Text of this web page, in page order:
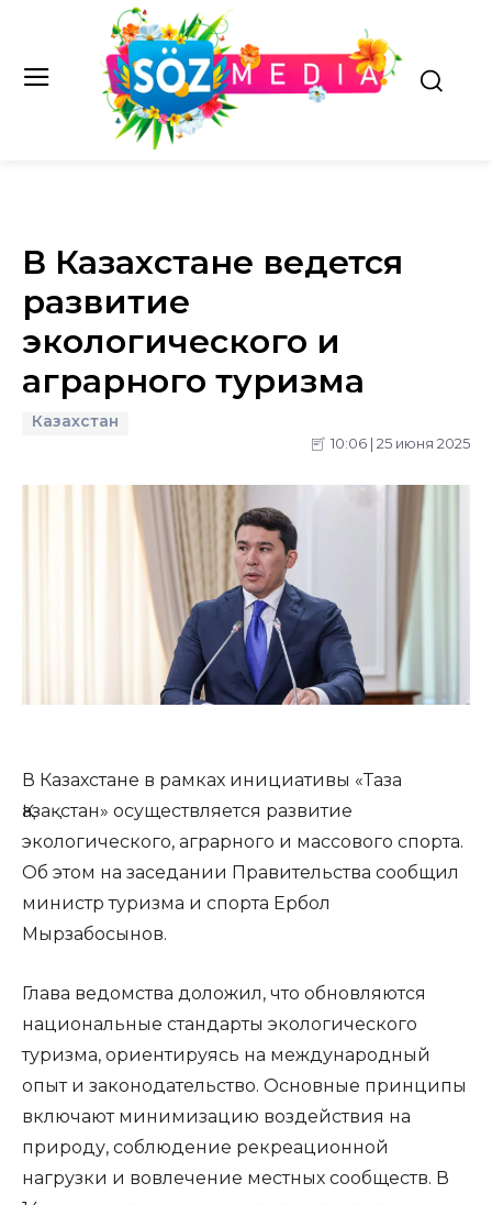
В Казахстане ведется
развитие
экологического и
аграрного туризма
Казахстан
10:06 | 25 июня 2025
В Казахстане в рамках инициативы «Таза
Қазақстан» осуществляется развитие
экологического, аграрного и массового спорта.
Об этом на заседании Правительства сообщил
министр туризма и спорта Ербол
Мырзабосынов.
Глава ведомства доложил, что обновляются
национальные стандарты экологического
туризма, ориентируясь на международный
опыт и законодательство. Основные принципы
включают минимизацию воздействия на
природу, соблюдение рекреационной
нагрузки и вовлечение местных сообществ. В